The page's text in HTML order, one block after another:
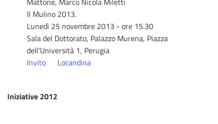
Il Mulino 2013.
Lunedì 25 novembre 2013 - ore 15.30
Sala del Dottorato, Palazzo Murena, Piazza
dell'Università 1, Perugia
Invito
Locandina
Iniziative 2012